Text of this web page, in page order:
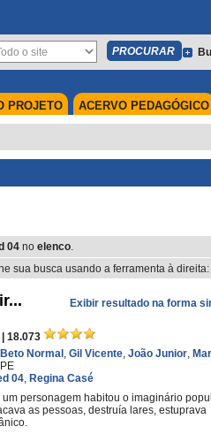
ACERVO PEDAGÓGICO
PROJETO
04 no elenco.
sua busca usando a ferramenta à direita:
Exibir resultado na forma
| 18.073
Beto Normal , Gil Vicente, João Junior,
PE
04, Regina Casé
um personagem habitou o imaginário
as pessoas, destruía lares, estuprava